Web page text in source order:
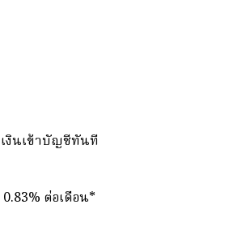
เงินเข้าบัญชีทันที
ต่อเดือน*